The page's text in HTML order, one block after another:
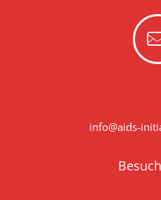
info@aids-